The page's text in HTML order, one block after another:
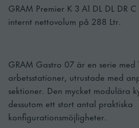
GRAM Premier K 3 A1 DL DL DR
internt nettovolum på 288 Ltr.
GRAM Gastro 07 är en serie med
arbetsstationer, utrustade med
sektioner. Den mycket modulära
dessutom ett stort antal praktiska
konfigurationsmöjligheter.